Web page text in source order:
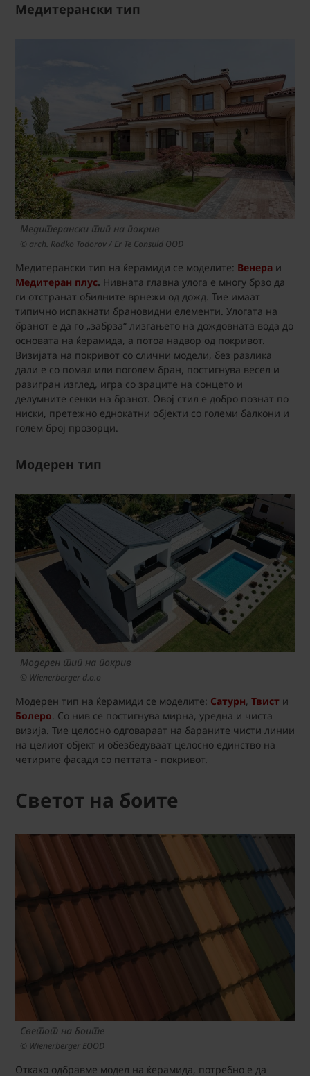
Медитерански тип
Медитерански тип на покрив
© arch. Radko Todorov / Er Te Consuld OOD
Медитерански тип на ќерамиди се моделите: Венера и
Медитеран плус. Нивната главна улога е многу брзо да
ги отстранат обилните врнежи од дожд. Тие имаат
типично испакнати брановидни елементи. Улогата на
бранот е да го „забрза“ лизгањето на дождовната вода до
основата на ќерамида, а потоа надвор од покривот.
Визијата на покривот со слични модели, без разлика
дали е со помал или поголем бран, постигнува весел и
разигран изглед, игра со зраците на сонцето и
делумните сенки на бранот. Овој стил е добро познат по
ниски, претежно еднокатни објекти со големи балкони и
голем број прозорци.
Модерен тип
Модерен тип на покрив
© Wienerberger d.o.o
Модерен тип на ќерамиди се моделите: Сатурн, Твист и
Болеро. Со нив се постигнува мирна, уредна и чиста
визија. Тие целосно одговараат на бараните чисти линии
на целиот објект и обезбедуваат целосно единство на
четирите фасади со петтата - покривот.
Светот на боите
Светот на боите
© Wienerberger EOOD
Откако одбравме модел на ќерамида, потребно е да